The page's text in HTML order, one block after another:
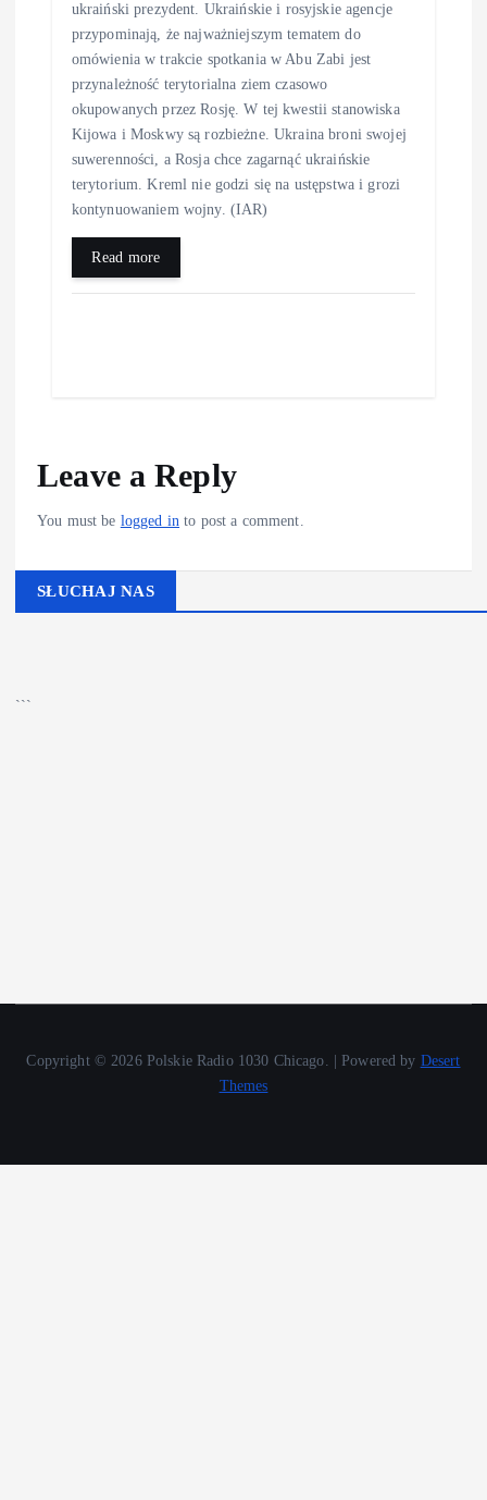
ukraiński prezydent. Ukraińskie i rosyjskie agencje
przypominają, że najważniejszym tematem do
omówienia w trakcie spotkania w Abu Zabi jest
przynależność terytorialna ziem czasowo
okupowanych przez Rosję. W tej kwestii stanowiska
Kijowa i Moskwy są rozbieżne. Ukraina broni swojej
suwerenności, a Rosja chce zagarnąć ukraińskie
terytorium. Kreml nie godzi się na ustępstwa i grozi
kontynuowaniem wojny. (IAR)
Read more
Leave a Reply
You must be logged in to post a comment.
SŁUCHAJ NAS
```
Copyright © 2026 Polskie Radio 1030 Chicago. | Powered by Desert
Themes